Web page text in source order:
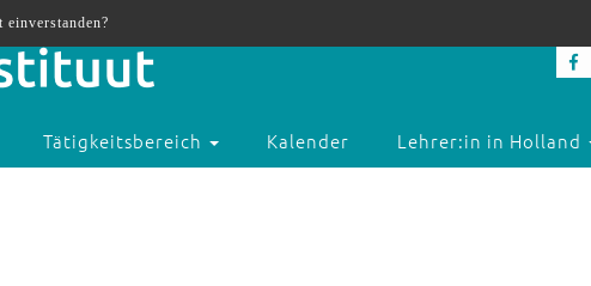
Tätigkeitsbereich Kalender Lehrer:in in Holland